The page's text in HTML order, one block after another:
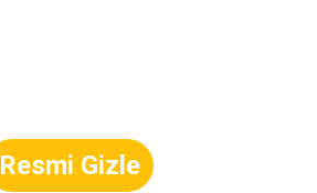
Resmi Gizle